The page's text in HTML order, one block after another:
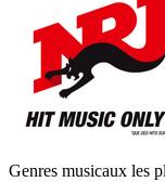
Genres musicaux les